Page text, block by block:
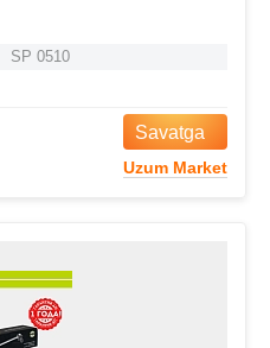
SP 0510
Savatga
Uzum Market